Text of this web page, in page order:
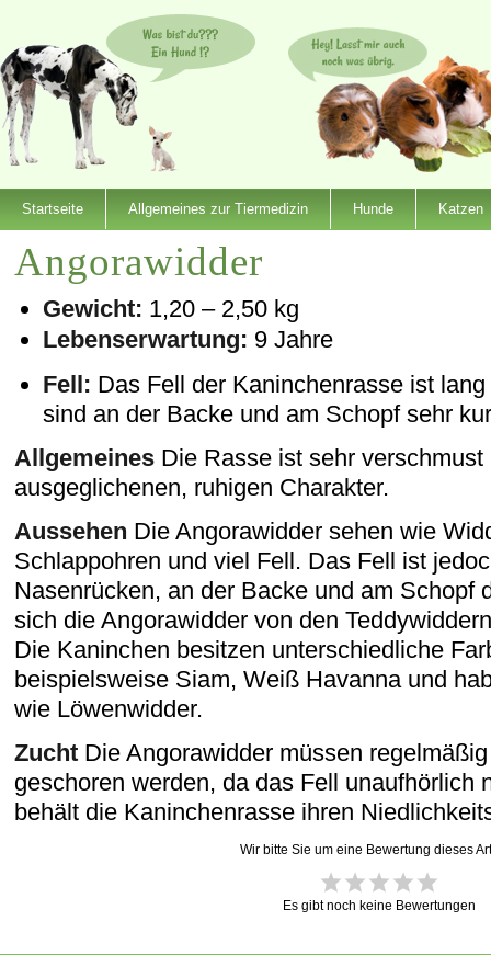
Startseite Allgemeines zur Tiermedizin Hunde Katzen
Angorawidder
Gewicht: 1,20 – 2,50 kg
Lebenserwartung: 9 Jahre
Fell: Das Fell der Kaninchenrasse ist
sind an der Backe und am Schopf sehr
Allgemeines Die Rasse ist sehr
ausgeglichenen, ruhigen Charakter.
Aussehen Die Angorawidder sehen wie
Schlappohren und viel Fell. Das Fell ist
Nasenrücken, an der Backe und am Schopf
sich die Angorawidder von den
Die Kaninchen besitzen unterschiedliche
beispielsweise Siam, Weiß Havanna und
wie Löwenwidder.
Zucht Die Angorawidder müssen
geschoren werden, da das Fell unaufhörlich
behält die Kaninchenrasse ihren
Wir bitte Sie um eine Bewertung dieses
Es gibt noch keine Bewertungen